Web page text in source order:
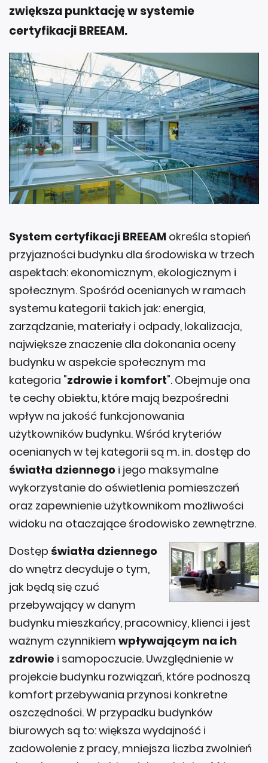
zwiększa punktację w systemie
certyfikacji BREEAM.
System certyfikacji BREEAM określa stopień
przyjazności budynku dla środowiska w trzech
aspektach: ekonomicznym, ekologicznym i
społecznym. Spośród ocenianych w ramach
systemu kategorii takich jak: energia,
zarządzanie, materiały i odpady, lokalizacja,
największe znaczenie dla dokonania oceny
budynku w aspekcie społecznym ma
kategoria "zdrowie i komfort". Obejmuje ona
te cechy obiektu, które mają bezpośredni
wpływ na jakość funkcjonowania
użytkowników budynku. Wśród kryteriów
ocenianych w tej kategorii są m. in. dostęp do
światła dziennego i jego maksymalne
wykorzystanie do oświetlenia pomieszczeń
oraz zapewnienie użytkownikom możliwości
widoku na otaczające środowisko zewnętrzne.
Dostęp światła dziennego
do wnętrz decyduje o tym,
jak będą się czuć
przebywający w danym
budynku mieszkańcy, pracownicy, klienci i jest
ważnym czynnikiem wpływającym na ich
zdrowie i samopoczucie. Uwzględnienie w
projekcie budynku rozwiązań, które podnoszą
komfort przebywania przynosi konkretne
oszczędności. W przypadku budynków
biurowych są to: większa wydajność i
zadowolenie z pracy, mniejsza liczba zwolnień